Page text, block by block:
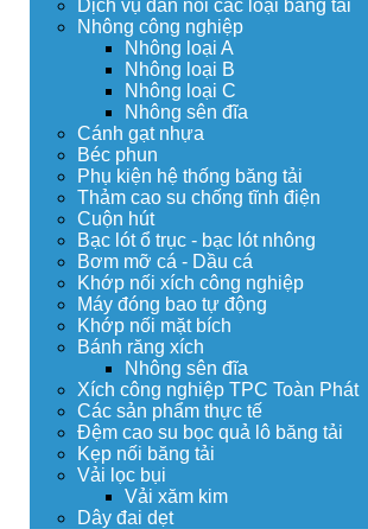
Dịch vụ dán nối các loại băng tải
Nhông công nghiệp
Nhông loại A
Nhông loại B
Nhông loại C
Nhông sên đĩa
Cánh gạt nhựa
Béc phun
Phụ kiện hệ thống băng tải
Thảm cao su chống tĩnh điện
Cuộn hút
Bạc lót ổ trục - bạc lót nhông
Bơm mỡ cá - Dầu cá
Khớp nối xích công nghiệp
Máy đóng bao tự động
Khớp nối mặt bích
Bánh răng xích
Nhông sên đĩa
Xích công nghiệp TPC Toàn Phát
Các sản phẩm thực tế
Đệm cao su bọc quả lô băng tải
Kẹp nối băng tải
Vải lọc bụi
Vải xăm kim
Dây đai dẹt